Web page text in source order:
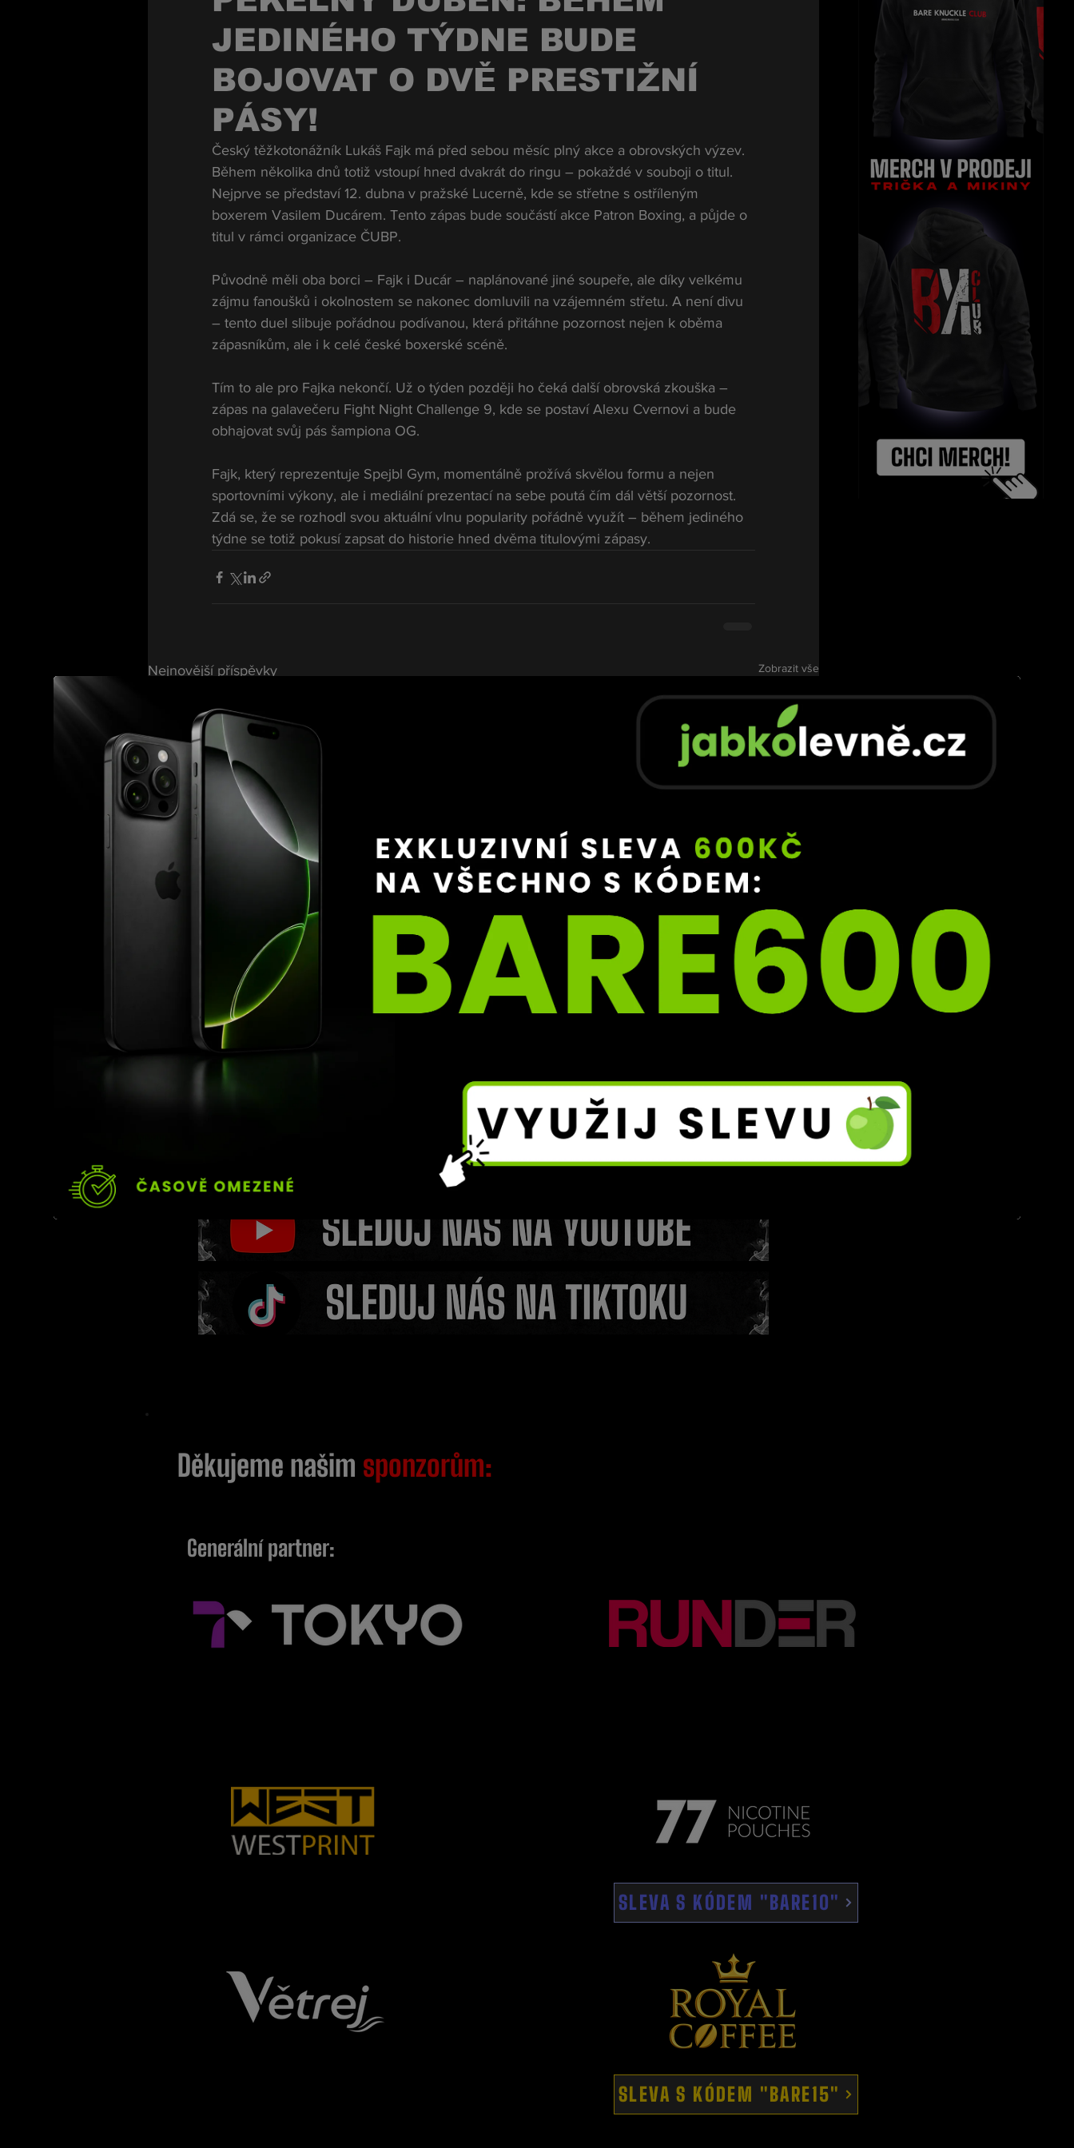
JEDINÉHO TÝDNE BUDE
BOJOVAT O DVĚ PRESTIŽNÍ
PÁSY!
Český těžkotonážník Lukáš Fajk má před sebou měsíc plný akce a obrovských výzev.
Během několika dnů totiž vstoupí hned dvakrát do ringu – pokaždé v souboji o titul.
Nejprve se představí 12. dubna v pražské Lucerně, kde se střetne s ostříleným
boxerem Vasilem Ducárem. Tento zápas bude součástí akce Patron Boxing, a půjde o
titul v rámci organizace ČUBP.
Původně měli oba borci – Fajk i Ducár – naplánované jiné soupeře, ale díky velkému
zájmu fanoušků i okolnostem se nakonec domluvili na vzájemném střetu. A není divu
– tento duel slibuje pořádnou podívanou, která přitáhne pozornost nejen k oběma
zápasníkům, ale i k celé české boxerské scéně.
Tím to ale pro Fajka nekončí. Už o týden později ho čeká další obrovská zkouška –
zápas na galavečeru Fight Night Challenge 9, kde se postaví Alexu Cvernovi a bude
obhajovat svůj pás šampiona OG.
Fajk, který reprezentuje Spejbl Gym, momentálně prožívá skvělou formu a nejen
sportovními výkony, ale i mediální prezentací na sebe poutá čím dál větší pozornost.
Zdá se, že se rozhodl svou aktuální vlnu popularity pořádně využít – během jediného
týdne se totiž pokusí zapsat do historie hned dvěma titulovými zápasy.
Nejnovější příspěvky Zobrazit vše
Konec velkého snu? Sivák může
svým dalším zápasem
svého odchodu
Děkujeme našim sponzorům:
Generální partner:
SLEVA S KÓDEM "BARE10"
SLEVA S KÓDEM "BARE15"